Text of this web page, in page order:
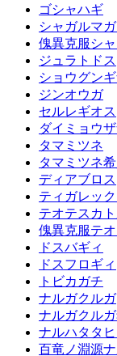
ゴシャハギ
シャガルマ
傀異克服シ
ジュラトドス
ショウグンギ
ジンオウガ
セルレギオス
ダイミョウザ
タマミツネ
タマミツネ
ディアブロス
ティガレッ
テオテスカ
傀異克服テ
ドスバギィ
ドスフロギィ
トビカガチ
ナルガクルガ
ナルガクル
ナルハタタヒ
百竜ノ淵源